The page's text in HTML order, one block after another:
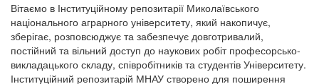
Вітаємо в Інституційному репозитарії Миколаївського
національного аграрного університету, який накопичує,
зберігає, розповсюджує та забезпечує довготривалий,
постійний та вільний доступ до наукових робіт професорсько-
викладацького складу, співробітників та студентів Університету.
Інституційний репозитарій МНАУ створено для поширення